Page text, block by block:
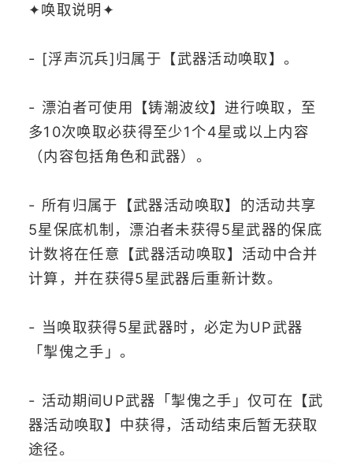
✦唤取说明✦
- [浮声沉兵]归属于【武器活动唤取】。
- 漂泊者可使用【铸潮波纹】进行唤取，至
多10次唤取必获得至少1个4星或以上内容
（内容包括角色和武器）。
- 所有归属于【武器活动唤取】的活动共享
5星保底机制，漂泊者未获得5星武器的保底
计数将在任意【武器活动唤取】活动中合并
计算，并在获得5星武器后重新计数。
- 当唤取获得5星武器时，必定为UP武器
「掣傀之手」。
- 活动期间UP武器「掣傀之手」仅可在【武
器活动唤取】中获得，活动结束后暂无获取
途径。